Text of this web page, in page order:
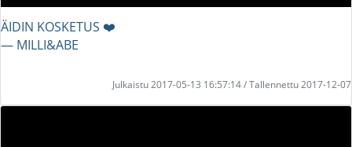
ÄIDIN KOSKETUS ❤️
― MILLI&ABE
Julkaistu 2017-05-13 16:57:14 / Tallennettu 2017-12-07